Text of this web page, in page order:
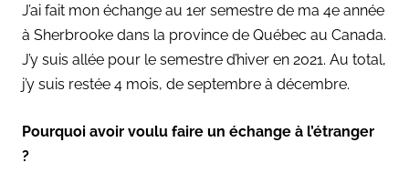
J’ai fait mon échange au 1er semestre de ma 4e année
à Sherbrooke dans la province de Québec au Canada.
J’y suis allée pour le semestre d’hiver en 2021. Au total,
j’y suis restée 4 mois, de septembre à décembre.
Pourquoi avoir voulu faire un échange à l’étranger
?